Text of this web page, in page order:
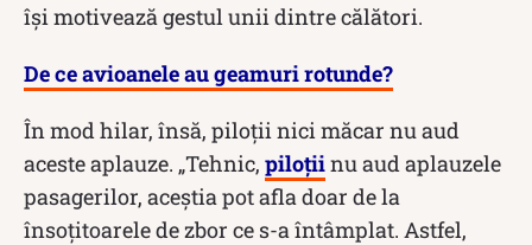
își motivează gestul unii dintre călători.
De ce avioanele au geamuri rotunde?
În mod hilar, însă, piloții nici măcar nu aud
aceste aplauze. „Tehnic, piloțiinu aud aplauzele
pasagerilor, aceștia pot afla doar de la
însoțitoarele de zbor ce s-a întâmplat. Astfel,